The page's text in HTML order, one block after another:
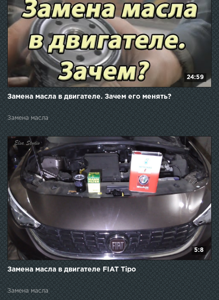
24:59
Замена масла в двигателе. Зачем его менять?
Замена масла
5:8
Замена масла в двигателе FIAT Tipo
Замена масла